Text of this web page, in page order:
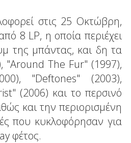
στις 25 Οκτώβρη,
8 LP, η οποία περιέχει
της μπάντας, και δη τα
"Around The Fur" (1997),
"Deftones" (2003),
(2006) και το περσινό
και την περιορισμένη
που κυκλοφόρησαν για
φέτος.